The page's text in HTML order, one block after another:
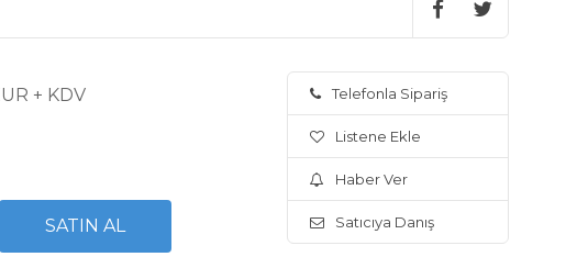
+ KDV Telefonla Sipariş
Listene Ekle
Haber Ver
Satıcıya Danış